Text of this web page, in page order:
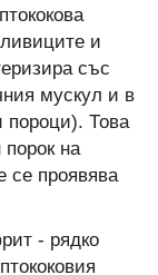
и
със
мускул и в
пороци). Това
на
се проявява
- рядко